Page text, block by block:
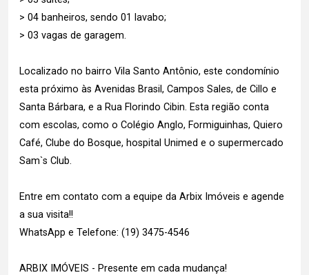
> 04 banheiros, sendo 01 lavabo;
> 03 vagas de garagem.
Localizado no bairro Vila Santo Antônio, este condomínio
esta próximo às Avenidas Brasil, Campos Sales, de Cillo e
Santa Bárbara, e a Rua Florindo Cibin. Esta região conta
com escolas, como o Colégio Anglo, Formiguinhas, Quiero
Café, Clube do Bosque, hospital Unimed e o supermercado
Sam`s Club.
Entre em contato com a equipe da Arbix Imóveis e agende
a sua visita!!
WhatsApp e Telefone: (19) 3475-4546
ARBIX IMÓVEIS - Presente em cada mudança!